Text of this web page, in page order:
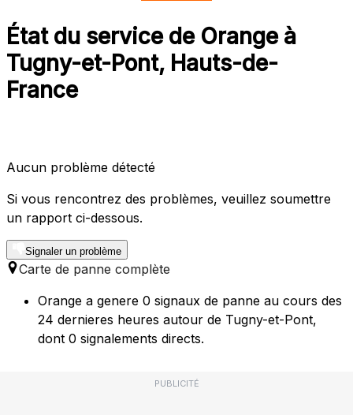
État du service de Orange à
Tugny-et-Pont, Hauts-de-
France
Aucun problème détecté
Si vous rencontrez des problèmes, veuillez soumettre
un rapport ci-dessous.
Signaler un problème
Carte de panne complète
Orange a genere 0 signaux de panne au cours des
24 dernieres heures autour de Tugny-et-Pont,
dont 0 signalements directs.
PUBLICITÉ